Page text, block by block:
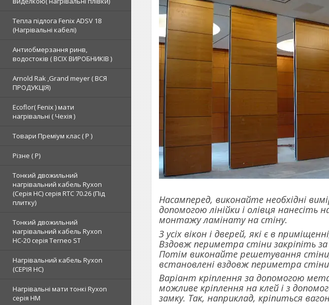
Тепла підлога Fenix ADSV 18
(Нагрівальні кабелі)
Антиобмерзання ринв,
водостоків ( ВСІХ ВИРОБНИКІВ )
Arnold Rak ,Grand meyer ( ВСЯ
ПРОДУКЦІЯ)
Ecoflor( Fenix ) мати
нагрівальні ( Чехія )
Товари Преміум клас ( Р )
Різне ( Р)
Тонкий двожильний
нагрівальний кабель Ryxon
(Серія НС) серія RTC 70.26 (Під
плитку)
Тонкий двожильний
нагрівальний кабель Ryxon
HC-20 серія Terneo ST
Нагрівальний кабель Ryxon
(СЕРІЯ НС)
Нагрівальні мати тонкі Ryxon
серія НМ
Насамперед, виконайте необхідні
допомогою лінійки і олівця нанесіть
монтажу ламінату на стіну.
З усіх вікон і дверей, які є в
Вздовж периметра стіни закріпіть
Потім виконайте решетування стіни,
встановлені вздовж периметра
Варіант кріплення за допомогою
можливе кріплення на клей і з
замку. Так, наприклад, кріпиться